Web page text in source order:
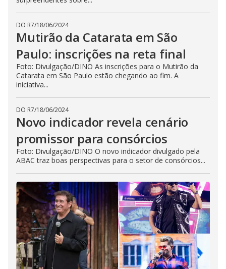
DO R7/18/06/2024
Mutirão da Catarata em São
Paulo: inscrições na reta final
Foto: Divulgação/DINO As inscrições para o Mutirão da
Catarata em São Paulo estão chegando ao fim. A
iniciativa...
DO R7/18/06/2024
Novo indicador revela cenário
promissor para consórcios
Foto: Divulgação/DINO O novo indicador divulgado pela
ABAC traz boas perspectivas para o setor de consórcios...